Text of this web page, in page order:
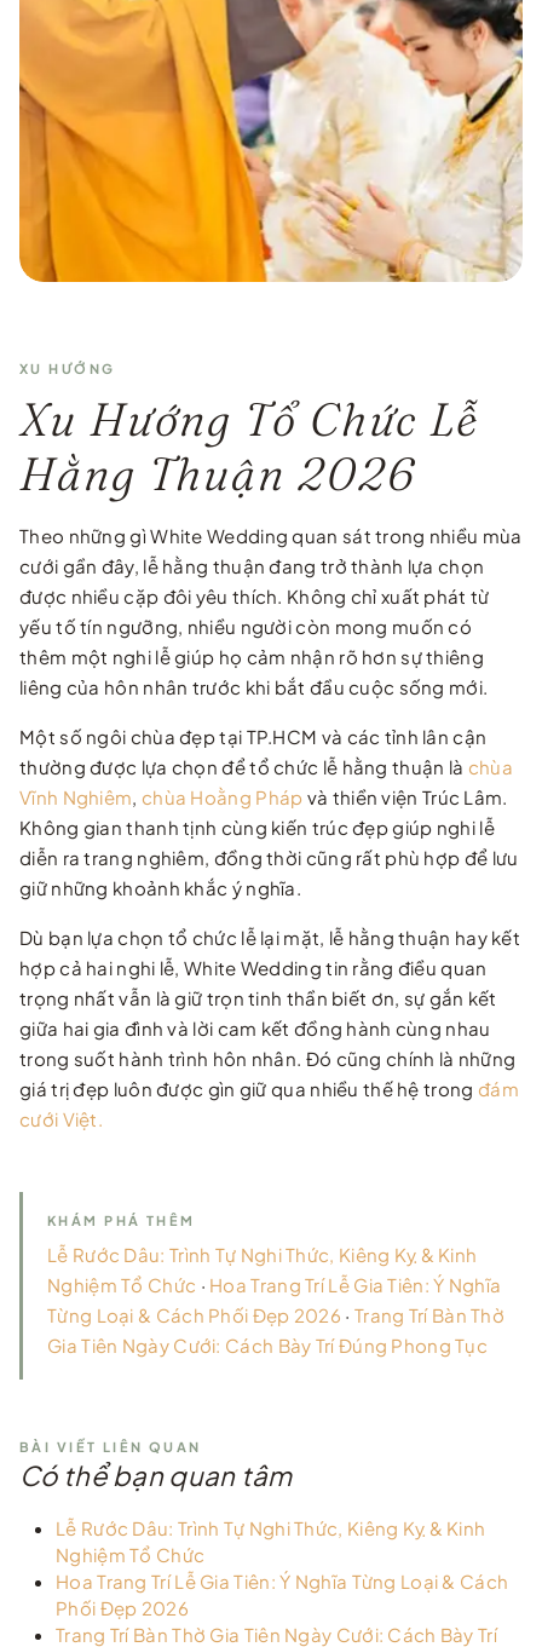
XU HƯỚNG
Xu Hướng Tổ Chức Lễ
Hằng Thuận 2026
Theo những gì White Wedding quan sát trong nhiều mùa
cưới gần đây, lễ hằng thuận đang trở thành lựa chọn
được nhiều cặp đôi yêu thích. Không chỉ xuất phát từ
yếu tố tín ngưỡng, nhiều người còn mong muốn có
thêm một nghi lễ giúp họ cảm nhận rõ hơn sự thiêng
liêng của hôn nhân trước khi bắt đầu cuộc sống mới.
Một số ngôi chùa đẹp tại TP.HCM và các tỉnh lân cận
thường được lựa chọn để tổ chức lễ hằng thuận là chùa
Vĩnh Nghiêm, chùa Hoằng Pháp và thiền viện Trúc Lâm.
Không gian thanh tịnh cùng kiến trúc đẹp giúp nghi lễ
diễn ra trang nghiêm, đồng thời cũng rất phù hợp để lưu
giữ những khoảnh khắc ý nghĩa.
Dù bạn lựa chọn tổ chức lễ lại mặt, lễ hằng thuận hay kết
hợp cả hai nghi lễ, White Wedding tin rằng điều quan
trọng nhất vẫn là giữ trọn tinh thần biết ơn, sự gắn kết
giữa hai gia đình và lời cam kết đồng hành cùng nhau
trong suốt hành trình hôn nhân. Đó cũng chính là những
giá trị đẹp luôn được gìn giữ qua nhiều thế hệ trong đám
cưới Việt.
KHÁM PHÁ THÊM
Lễ Rước Dâu: Trình Tự Nghi Thức, Kiêng Kỵ & Kinh
Nghiệm Tổ Chức · Hoa Trang Trí Lễ Gia Tiên: Ý Nghĩa
Từng Loại & Cách Phối Đẹp 2026 · Trang Trí Bàn Thờ
Gia Tiên Ngày Cưới: Cách Bày Trí Đúng Phong Tục
BÀI VIẾT LIÊN QUAN
Có thể bạn quan tâm
Lễ Rước Dâu: Trình Tự Nghi Thức, Kiêng Kỵ & Kinh
Nghiệm Tổ Chức
Hoa Trang Trí Lễ Gia Tiên: Ý Nghĩa Từng Loại & Cách
Phối Đẹp 2026
Trang Trí Bàn Thờ Gia Tiên Ngày Cưới: Cách Bày Trí